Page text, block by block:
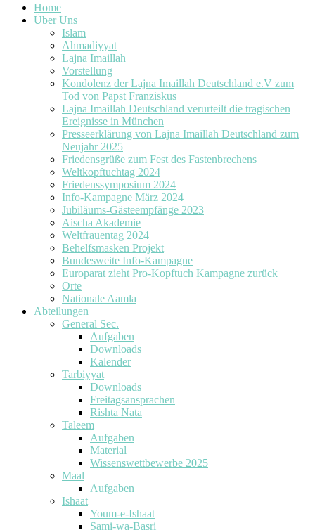
Home
Über Uns
Islam
Ahmadiyyat
Lajna Imaillah
Vorstellung
Kondolenz der Lajna Imaillah Deutschland e.V zum
Tod von Papst Franziskus
Lajna Imaillah Deutschland verurteilt die tragischen
Ereignisse in München
Presseerklärung von Lajna Imaillah Deutschland zum
Neujahr 2025
Friedensgrüße zum Fest des Fastenbrechens
Weltkopftuchtag 2024
Friedenssymposium 2024
Info-Kampagne März 2024
Jubiläums-Gästeempfänge 2023
Aischa Akademie
Weltfrauentag 2024
Behelfsmasken Projekt
Bundesweite Info-Kampagne
Europarat zieht Pro-Kopftuch Kampagne zurück
Orte
Nationale Aamla
Abteilungen
General Sec.
Aufgaben
Downloads
Kalender
Tarbiyyat
Downloads
Freitagsansprachen
Rishta Nata
Taleem
Aufgaben
Material
Wissenswettbewerbe 2025
Maal
Aufgaben
Ishaat
Youm-e-Ishaat
Sami-wa-Basri